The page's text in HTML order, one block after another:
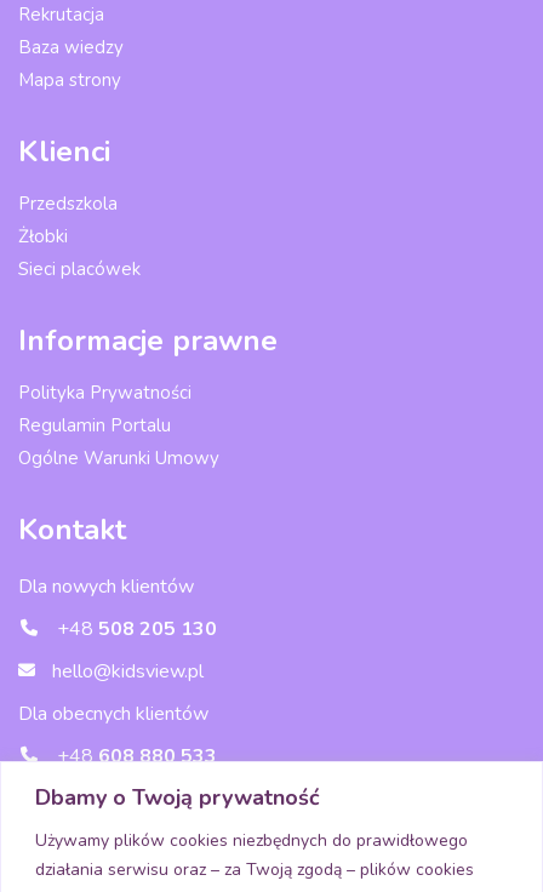
Dbamy o Twoją prywatność
Używamy plików cookies niezbędnych do prawidłowego
działania serwisu oraz – za Twoją zgodą – plików cookies
Rekrutacja
Baza wiedzy
Mapa strony
Klienci
Przedszkola
Żłobki
Sieci placówek
Informacje prawne
Polityka Prywatności
Regulamin Portalu
Ogólne Warunki Umowy
Kontakt
Dla nowych klientów
+48 508 205 130
hello@kidsview.pl
Dla obecnych klientów
+48608 880 533
wsparcie@kidsview.pl